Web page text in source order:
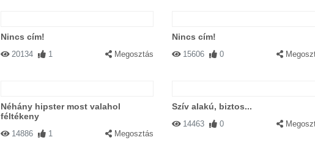
Nincs cím!
20134 1 Megosztás
Nincs cím!
15606 0
Néhány hipster most valahol
féltékeny
14886 1 Megosztás
Szív alakú, biztos...
14463 0